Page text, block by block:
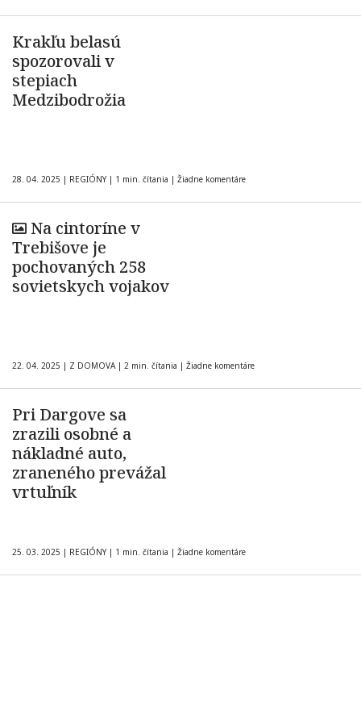
Krakľu belasú
spozorovali v
stepiach
Medzibodrožia
28. 04. 2025 | REGIÓNY | 1 min. čítania | Žiadne komentáre
Na cintoríne v
Trebišove je
pochovaných 258
sovietskych vojakov
22. 04. 2025 | Z DOMOVA | 2 min. čítania | Žiadne komentáre
Pri Dargove sa
zrazili osobné a
nákladné auto,
zraneného prevážal
vrtuľník
25. 03. 2025 | REGIÓNY | 1 min. čítania | Žiadne komentáre